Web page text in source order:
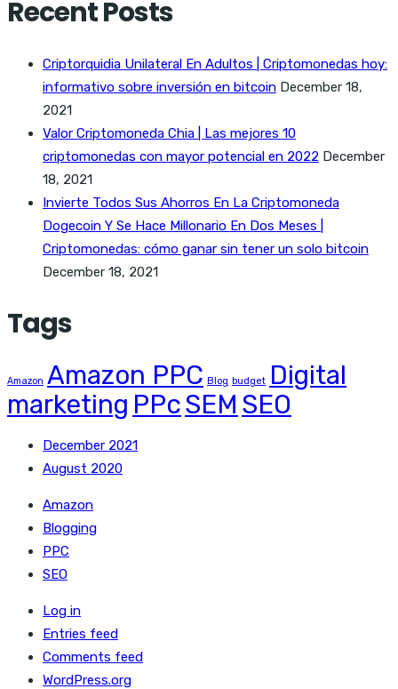
Recent Posts
Criptorquidia Unilateral En Adultos | Criptomonedas hoy:
informativo sobre inversión en bitcoin December 18,
2021
Valor Criptomoneda Chia | Las mejores 10
criptomonedas con mayor potencial en 2022 December
18, 2021
Invierte Todos Sus Ahorros En La Criptomoneda
Dogecoin Y Se Hace Millonario En Dos Meses |
Criptomonedas: cómo ganar sin tener un solo bitcoin
December 18, 2021
Tags
Amazon Amazon PPC Blog budget Digital
marketing PPcSEM SEO
December 2021
August 2020
Amazon
Blogging
PPC
SEO
Log in
Entries feed
Comments feed
WordPress.org